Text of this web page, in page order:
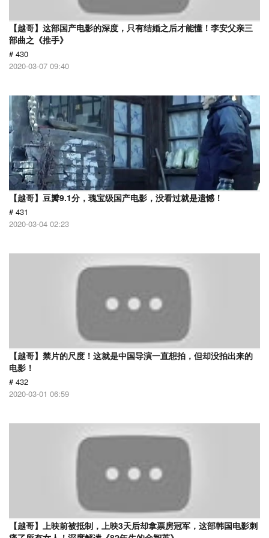
【越哥】这部国产电影的深度，只有结婚之后才能懂！李安父亲三
部曲之《推手》
# 430
2020-03-07 09:40
【越哥】豆瓣9.1分，瑰宝级国产电影，没看过就是遗憾！
# 431
2020-03-04 02:23
【越哥】禁片的尺度！这就是中国导演一直想拍，但却没拍出来的
电影！
# 432
2020-03-01 06:59
【越哥】上映前被抵制，上映3天后却拿票房冠军，这部韩国电影刺